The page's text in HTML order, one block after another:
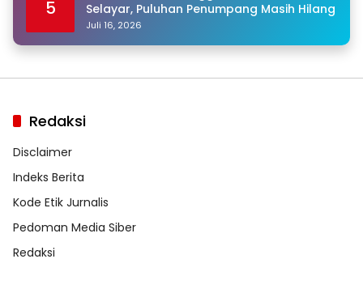
5
Selayar, Puluhan Penumpang Masih Hilang
Juli 16, 2026
Redaksi
Disclaimer
Indeks Berita
Kode Etik Jurnalis
Pedoman Media Siber
Redaksi